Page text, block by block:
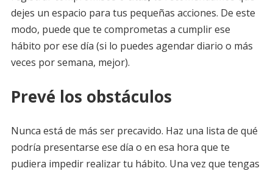
dejes un espacio para tus pequeñas acciones. De este
modo, puede que te comprometas a cumplir ese
hábito por ese día (si lo puedes agendar diario o más
veces por semana, mejor).
Prevé los obstáculos
Nunca está de más ser precavido. Haz una lista de qué
podría presentarse ese día o en esa hora que te
pudiera impedir realizar tu hábito. Una vez que tengas